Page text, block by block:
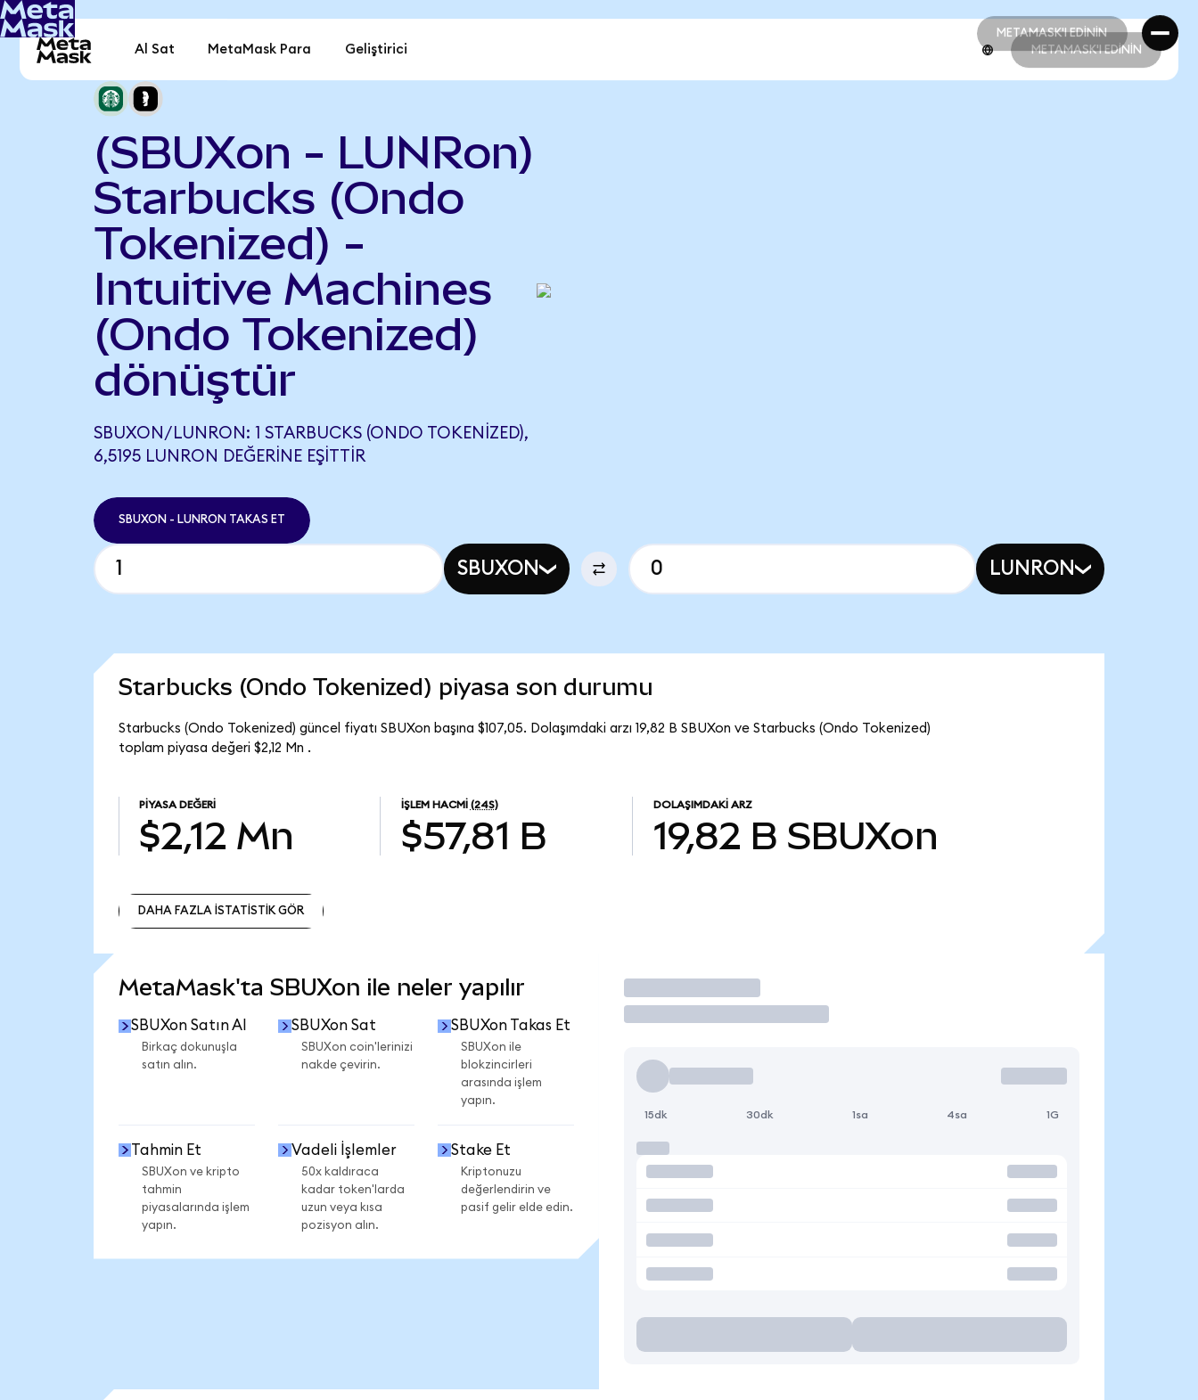
METAMASK'I EDİNİN
METAMASK'I EDİNİN
Al Sat MetaMask Para Geliştirici METAMASK'I EDİNİN
(SBUXon - LUNRon)
Starbucks (Ondo
Tokenized) -
Intuitive Machines
(Ondo Tokenized)
dönüştür
SBUXON/LUNRON: 1 STARBUCKS (ONDO TOKENIZED),
6,5195 LUNRON DEĞERINE EŞITTIR
SBUXON - LUNRON TAKAS ET
SBUXON LUNRON
Starbucks (Ondo Tokenized) piyasa son durumu
Starbucks (Ondo Tokenized) güncel fiyatı SBUXon başına $107,05. Dolaşımdaki arzı 19,82 B SBUXon ve Starbucks (Ondo Tokenized)
toplam piyasa değeri $2,12 Mn .
PIYASA DEĞERI
$2,12 Mn
İŞLEM HACMI (24S)
$57,81 B
DOLAŞIMDAKI ARZ
19,82 B SBUXon
DAHA FAZLA İSTATİSTİK GÖR
MetaMask'ta SBUXon ile neler yapılır
SBUXon Satın Al
Birkaç dokunuşla
satın alın.
SBUXon Sat
SBUXon coin'lerinizi
nakde çevirin.
SBUXon Takas Et
SBUXon ile
blokzincirleri
arasında işlem
yapın.
Tahmin Et
SBUXon ve kripto
tahmin
piyasalarında işlem
yapın.
Vadeli İşlemler
50x kaldıraca
kadar token'larda
uzun veya kısa
pozisyon alın.
Stake Et
Kriptonuzu
değerlendirin ve
pasif gelir elde edin.
İşlem Yap
15dk 30dk 1sa 4sa 1G